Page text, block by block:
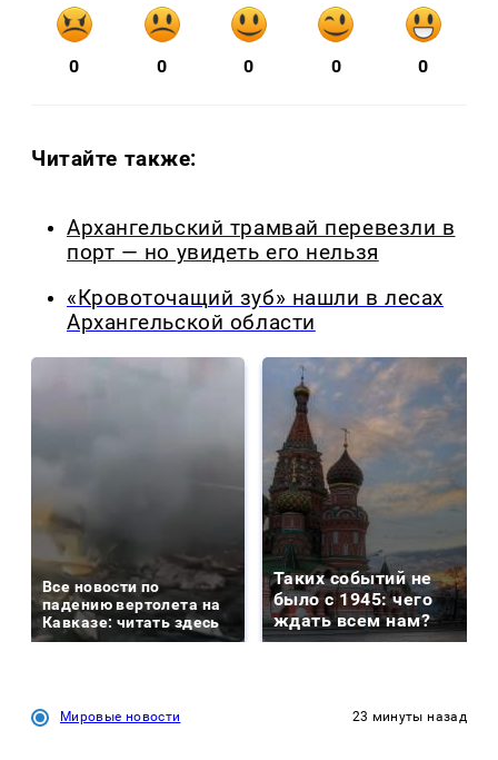
0 0 0 0 0
Читайте также:
Архангельский трамвай перевезли в
порт — но увидеть его нельзя
«Кровоточащий зуб» нашли в лесах
Архангельской области
Все новости по
падению вертолета на
Кавказе: читать здесь
Таких событий не
было с 1945: чего
ждать всем нам?
Мировые новости 23 минуты назад